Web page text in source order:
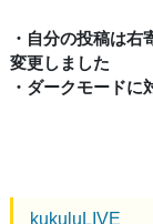
・自分の投稿は右
変更しました
・ダークモードに
kukuluLIVE